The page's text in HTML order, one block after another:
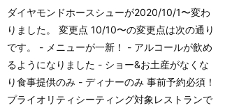
ダイヤモンドホースシューが2020/10/1〜変わ
りました。 変更点 10/10〜の変更点は次の通り
です。 - メニューが一新！ - アルコールが飲め
るようになりました - ショー&お土産がなくな
り食事提供のみ - ディナーのみ 事前予約必須！
プライオリティシーティング対象レストランで